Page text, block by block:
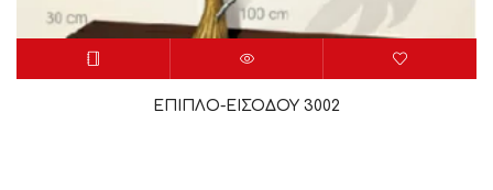
ΕΠΙΠΛΟ-ΕΙΣΟΔΟΥ 3002